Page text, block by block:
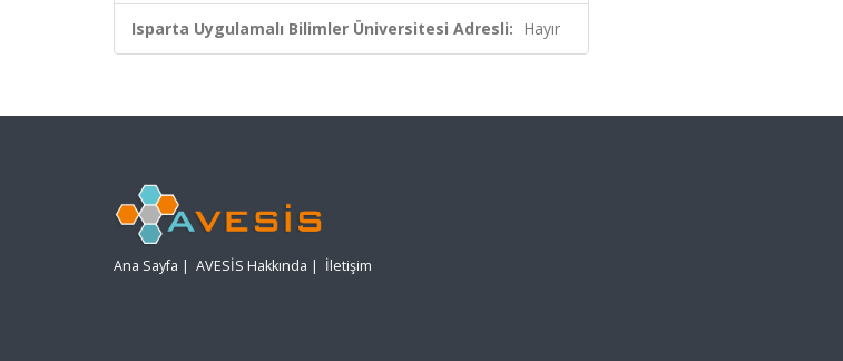
Isparta Uygulamalı Bilimler Üniversitesi Adresli: Hayır
Ana Sayfa | AVESİS Hakkında | İletişim